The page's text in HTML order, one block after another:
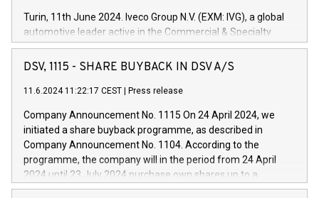
Turin, 11th June 2024. Iveco Group N.V. (EXM: IVG), a global
automotive leader active in the Commercial & Specialty
Vehicles, Powertrain and related Financial Services arenas,
has successfully signed a term loan facility of 150 million
new projects in Italy dedicated to research, development and
by CDP, Iveco Group will develop innovative technologies and
architectures in the field of electric propulsion and further
develop solutions for autonomous driving, digitalisation and
vehicle connectivity aimed at increasing efficiency, safety,
driving comfort and productivity. The financed investments,
DSV, 1115 - SHARE BUYBACK IN DSV A/S
11.6.2024 11:22:17 CEST Press release
Company Announcement No. 1115 On 24 April 2024, we
initiated a share buyback programme, as described in
Company Announcement No. 1104. According to the
programme, the company will in the period from 24 April
2024 until 23 July 2024 purchase own shares up to a
maximum value of DKK 1,000 million, and no more than